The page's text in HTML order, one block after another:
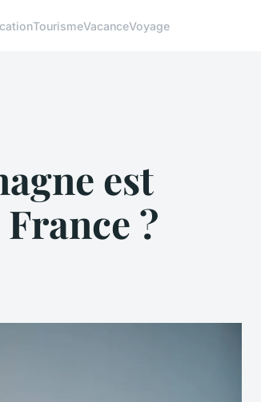
TourismeVacanceVoyage
est
?